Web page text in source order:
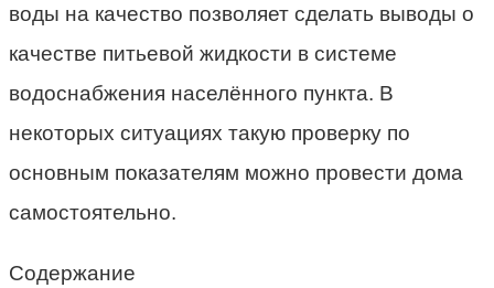
воды на качество позволяет сделать выводы о
качестве питьевой жидкости в системе
водоснабжения населённого пункта. В
некоторых ситуациях такую проверку по
основным показателям можно провести дома
самостоятельно.
Содержание